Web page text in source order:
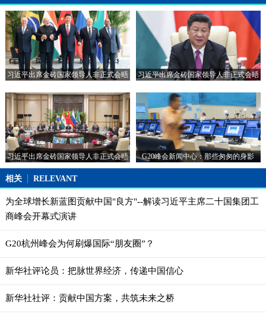
10:35 习近平
新兴市场国家和发展中国家群体性崛起，是当代国际关系中意义最为
深远的变化之一。金砖国家是新兴市场国家和发展中国家的领头羊，
也是二十国集团重要成员。我们要顺应历史潮流，把握国际大势，加
强协调和配合，共同把金砖国家和二十国集团这两个重要平台建设
好、维护好、发展好，推动新兴市场国家和发展中国家在国际事务中
发挥更大作用，在国际治理中占据更加主动有利地位。
10:35 习近平
各位同事！今年以来，在五国一道努力下，在主席国印度大力推动
下，金砖国家合作保持良好发展势头，领域进一步拓展，成果进一步
显现。特别是在人文交流方面，可谓丰富多彩，亮点纷呈。我期待着
今天的非正式会晤取得丰硕成果，为我们共同出席今天下午开幕的二
十国集团领导人杭州峰会作好准备，也为一个月以后在印度果阿举行
下面，请莫迪总理主持今天的会晤。
习近平出席金砖国家领导人非正式会晤 习近平出席金砖国家领导人非正式会晤
习近平出席金砖国家领导人非正式会晤 G20峰会新闻中心：那些匆匆的身影
相关 RELEVANT
为全球增长新蓝图贡献中国"良方"--解读习近平主席二十国集团工
商峰会开幕式演讲
G20杭州峰会为何刷爆国际“朋友圈”？
新华社评论员：把脉世界经济，传递中国信心
新华社社评：贡献中国方案，共筑未来之桥